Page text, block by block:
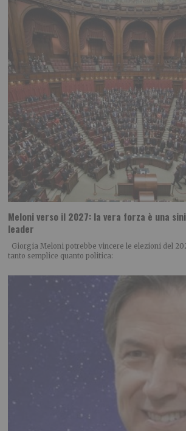
Meloni verso il 2027: la vera forza è una
leader
Giorgia Meloni potrebbe vincere le elezioni del
tanto semplice quanto politica: